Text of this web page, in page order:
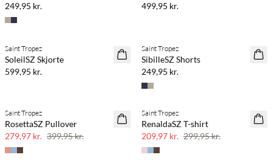
249,95 kr.
499,95 kr.
NYHED
Køb min. 2 & spar 20%
Saint Tropez
SoleilSZ Skjorte
599,95 kr.
NYHED
Saint Tropez
SibilleSZ Shorts
249,95 kr.
SAVE20
Saint Tropez
RosettaSZ Pullover
279,97 kr. 399,95 kr.
SAVE20
Saint Tropez
RenaldaSZ T-shirt
209,97 kr. 299,95 kr.